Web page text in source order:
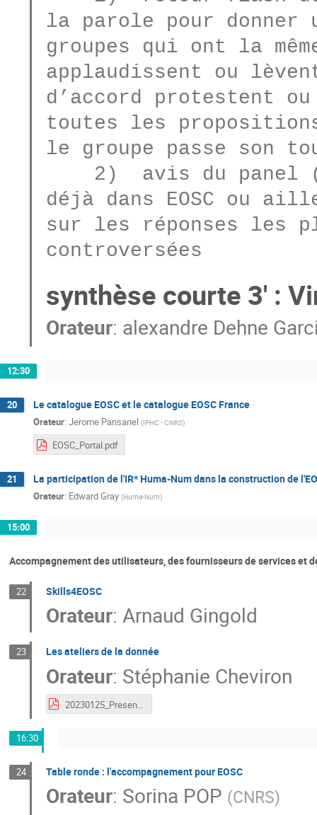
la parole pour
groupes qui ont la
applaudissent ou
d’accord protestent
toutes les
le groupe passe son
déjà dans EOSC ou
sur les réponses les
synthèse courte 3' :
Orateur: alexandre Dehne
12:30
20 Le catalogue EOSC et le catalogue EOSC France
Orateur: Jerome Pansanel (IPHC - CNRS)
EOSC_Portal.pdf
21 La participation de l'IR* Huma-Num dans la construction de
Orateur: Edward Gray (Huma-Num)
15:00
Accompagnement des utilisateurs, des fournisseurs de services et
22 Skills4EOSC
Orateur: Arnaud Gingold
23 Les ateliers de la donnée
Orateur: Stéphanie Cheviron
20230125_Presentation_ADLD_EOSC.pdf
16:30
24 Table ronde : l'accompagnement pour EOSC
Orateur: Sorina POP (CNRS)